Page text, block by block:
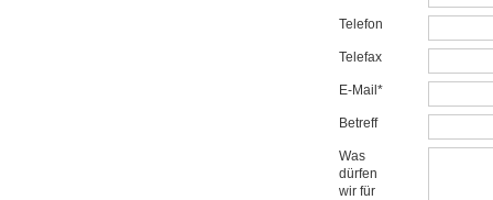
Telefon
Telefax
E-Mail*
Betreff
Was
dürfen
wir für